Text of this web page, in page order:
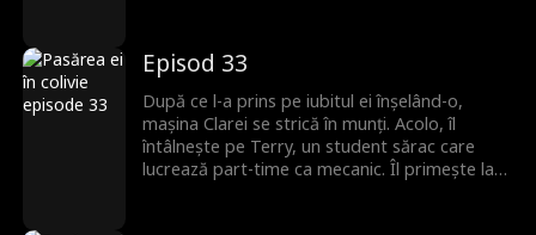
se prăbușește sub greutatea secretului său,
iar Terry pleacă, neștiind că Clara este
însărcinată. Ani mai târziu, el se întoarce cu
putere și bogăție, iar povestea lor de
dragoste începe din nou.
Episod 33
După ce l-a prins pe iubitul ei înșelând-o,
mașina Clarei se strică în munți. Acolo, îl
întâlnește pe Terry, un student sărac care
lucrează part-time ca mecanic. Îl primește la